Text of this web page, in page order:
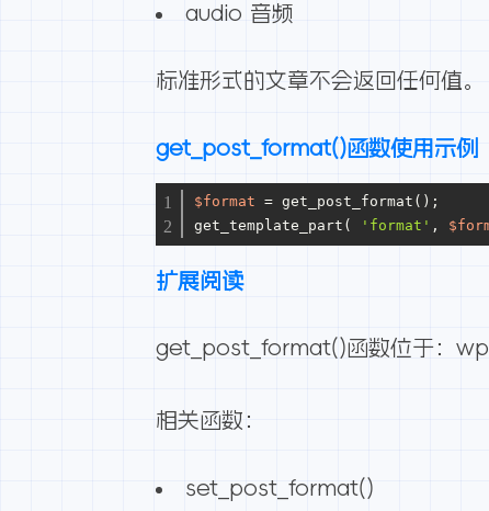
audio 音频
标准形式的文章不会返回任何值。
get_post_format()函数使用示例
$format = get_post_format();
get_template_part(
'format' ,
扩展阅读
get_post_format()函数位于：
相关函数：
set_post_format()